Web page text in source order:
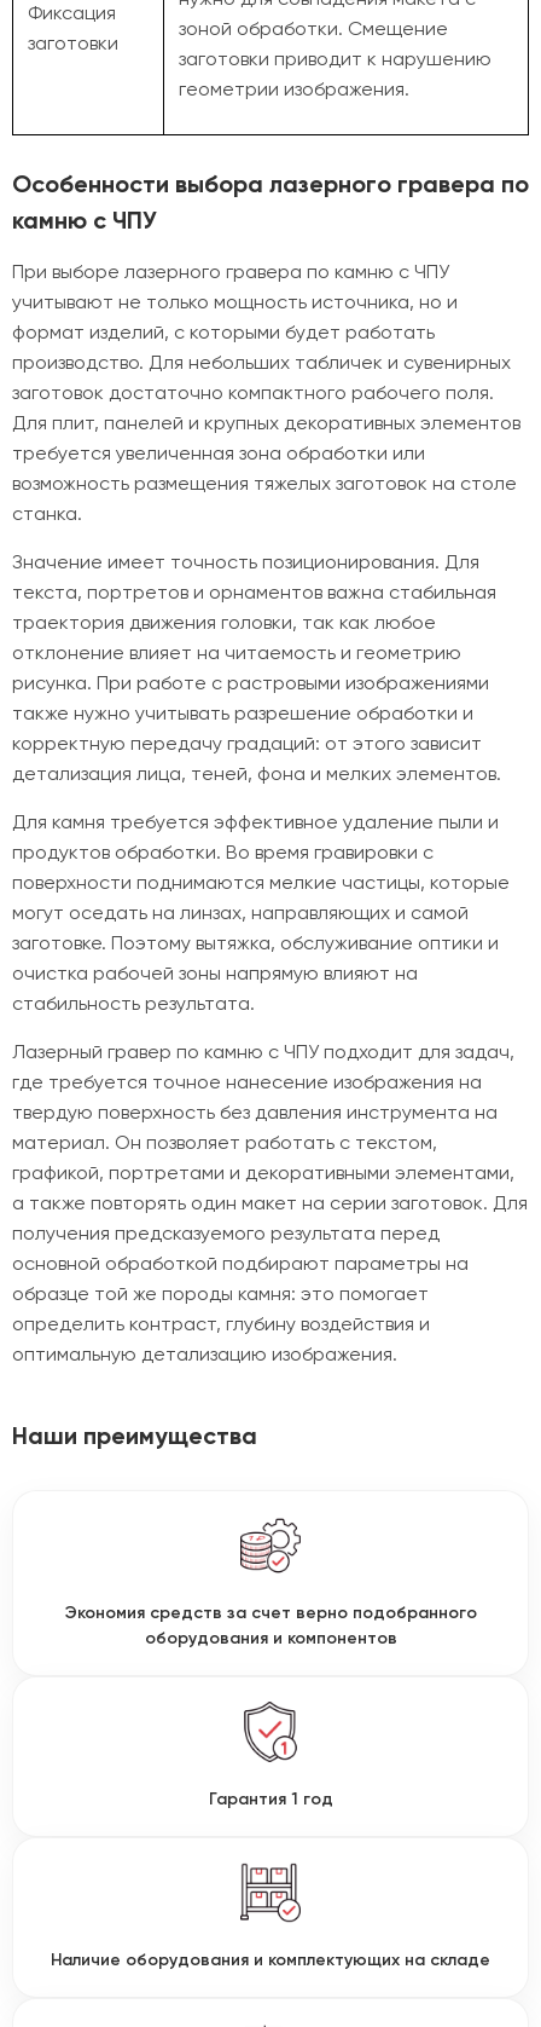
Фиксация
заготовки
зоной обработки. Смещение
заготовки приводит к нарушению
геометрии изображения.
Особенности выбора лазерного гравера по
камню с ЧПУ
При выборе лазерного гравера по камню с ЧПУ
учитывают не только мощность источника, но и
формат изделий, с которыми будет работать
производство. Для небольших табличек и сувенирных
заготовок достаточно компактного рабочего поля.
Для плит, панелей и крупных декоративных элементов
требуется увеличенная зона обработки или
возможность размещения тяжелых заготовок на столе
станка.
Значение имеет точность позиционирования. Для
текста, портретов и орнаментов важна стабильная
траектория движения головки, так как любое
отклонение влияет на читаемость и геометрию
рисунка. При работе с растровыми изображениями
также нужно учитывать разрешение обработки и
корректную передачу градаций: от этого зависит
детализация лица, теней, фона и мелких элементов.
Для камня требуется эффективное удаление пыли и
продуктов обработки. Во время гравировки с
поверхности поднимаются мелкие частицы, которые
могут оседать на линзах, направляющих и самой
заготовке. Поэтому вытяжка, обслуживание оптики и
очистка рабочей зоны напрямую влияют на
стабильность результата.
Лазерный гравер по камню с ЧПУ подходит для задач,
где требуется точное нанесение изображения на
твердую поверхность без давления инструмента на
материал. Он позволяет работать с текстом,
графикой, портретами и декоративными элементами,
а также повторять один макет на серии заготовок. Для
получения предсказуемого результата перед
основной обработкой подбирают параметры на
образце той же породы камня: это помогает
определить контраст, глубину воздействия и
оптимальную детализацию изображения.
Наши преимущества
Экономия средств за счет верно подобранного
оборудования и компонентов
Гарантия 1 год
Наличие оборудования и комплектующих на складе